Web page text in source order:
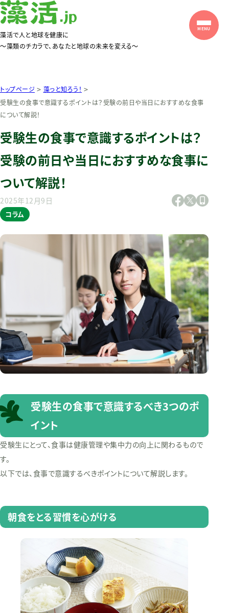
藻活で人と地球を健康に
〜藻類のチカラで、あなたと地球の未来を変える〜
トップページ > 藻っと知ろう！ >
受験生の食事で意識するポイントは？受験の前日や当日におすすめな食事
について解説！
受験生の食事で意識するポイントは？
受験の前日や当日におすすめな食事に
ついて解説！
2025年12月9日
コラム
受験生の食事で意識するべき3つのポ
イント
受験生にとって、食事は健康管理や集中力の向上に関わるもので
す。
以下では、食事で意識するべきポイントについて解説します。
朝食をとる習慣を心がける